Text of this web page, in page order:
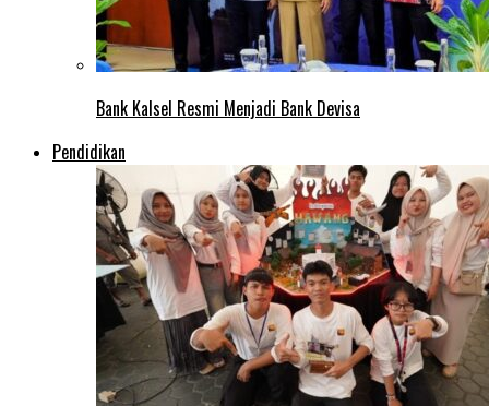
Bank Kalsel Resmi Menjadi Bank Devisa
Pendidikan